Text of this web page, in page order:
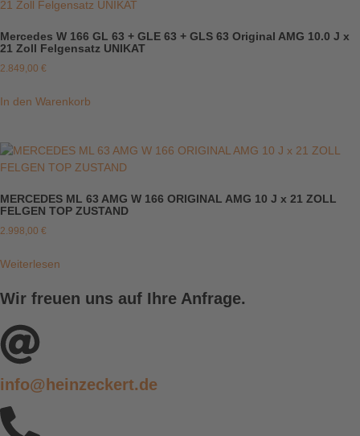
Mercedes W 166 GL 63 + GLE 63 + GLS 63 Original AMG 10.0 J x
21 Zoll Felgensatz UNIKAT
2.849,00 €
In den Warenkorb
MERCEDES ML 63 AMG W 166 ORIGINAL AMG 10 J x 21 ZOLL
FELGEN TOP ZUSTAND
2.998,00 €
Weiterlesen
Wir freuen uns auf Ihre Anfrage.
info@heinzeckert.de